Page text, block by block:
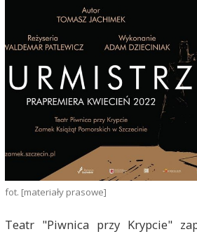
fot. [materiały prasowe]
Teatr "Piwnica przy Krypcie"